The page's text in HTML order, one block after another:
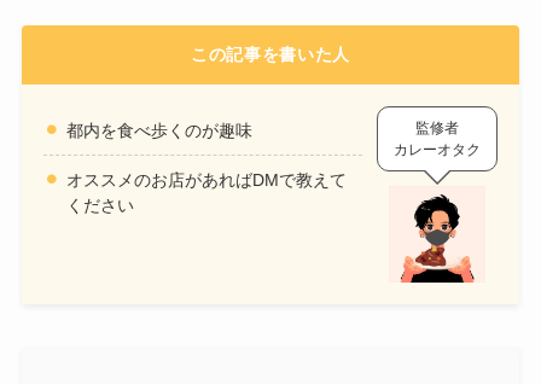
この記事を書いた人
都内を食べ歩くのが趣味
オススメのお店があればDMで教えて
ください
監修者
カレーオタク